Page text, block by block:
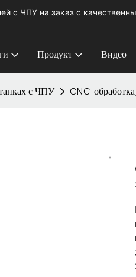
с ЧПУ на заказ с
Продукт Видео
с ЧПУ CNC-